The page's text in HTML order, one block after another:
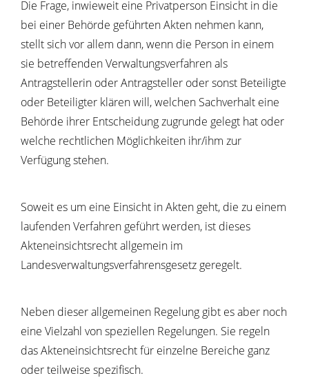
Die Frage, inwieweit eine Privatperson Einsicht in die
bei einer Behörde geführten Akten nehmen kann,
stellt sich vor allem dann, wenn die Person in einem
sie betreffenden Verwaltungsverfahren als
Antragstellerin oder Antragsteller oder sonst Beteiligte
oder Beteiligter klären will, welchen Sachverhalt eine
Behörde ihrer Entscheidung zugrunde gelegt hat oder
welche rechtlichen Möglichkeiten ihr/ihm zur
Verfügung stehen.
Soweit es um eine Einsicht in Akten geht, die zu einem
laufenden Verfahren geführt werden, ist dieses
Akteneinsichtsrecht allgemein im
Landesverwaltungsverfahrensgesetz geregelt.
Neben dieser allgemeinen Regelung gibt es aber noch
eine Vielzahl von speziellen Regelungen. Sie regeln
das Akteneinsichtsrecht für einzelne Bereiche ganz
oder teilweise spezifisch.